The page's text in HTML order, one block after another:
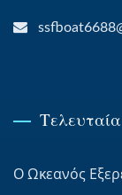
Ο Ωκεανός